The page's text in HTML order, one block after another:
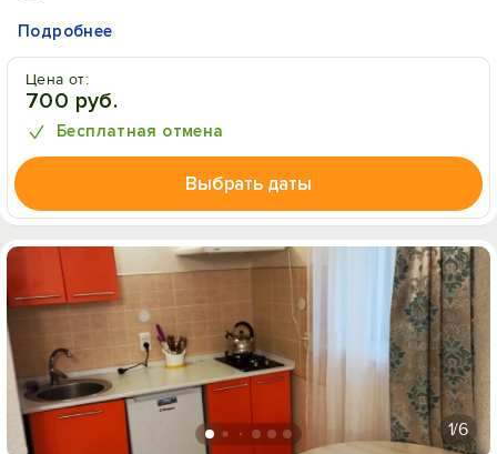
Подробнее
Цена от:
700 руб.
Бесплатная отмена
Выбрать даты
1/6